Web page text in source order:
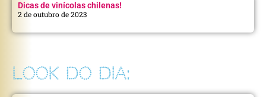
Dicas de vinícolas chilenas!
2 de outubro de 2023
LOOK DO DIA: